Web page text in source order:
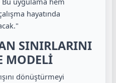
hayatında
SINIRLARINI
MODELİ
dönüştürmeyi